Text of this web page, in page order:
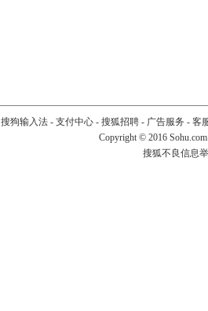
搜狗输入法- 支付中心- 搜狐招聘- 广告服务 - 客
Copyright © 2016
搜狐不良信息